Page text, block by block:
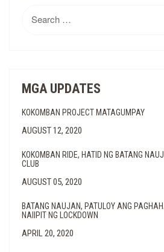
for:
MGA UPDATES
KOKOMBAN PROJECT MATAGUMPAY
AUGUST 12, 2020
KOKOMBAN RIDE, HATID NG BATANG
CLUB
AUGUST 05, 2020
BATANG NAUJAN, PATULOY ANG
NAIIPIT NG LOCKDOWN
APRIL 20, 2020